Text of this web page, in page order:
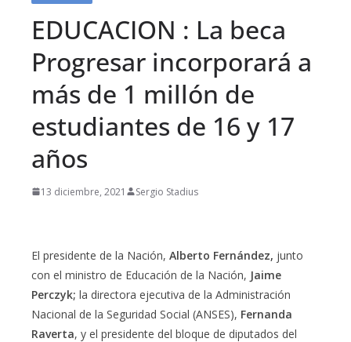
EDUCACION : La beca
Progresar incorporará a
más de 1 millón de
estudiantes de 16 y 17
años
13 diciembre, 2021 Sergio Stadius
El presidente de la Nación, Alberto Fernández, junto
con el ministro de Educación de la Nación, Jaime
Perczyk; la directora ejecutiva de la Administración
Nacional de la Seguridad Social (ANSES), Fernanda
Raverta, y el presidente del bloque de diputados del